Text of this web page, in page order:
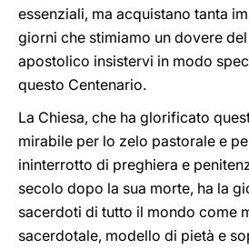
essenziali, ma acquistano tanta
giorni che stimiamo un dovere
apostolico insistervi in modo
questo Centenario.
La Chiesa, che ha glorificato
mirabile per lo zelo pastorale e
ininterrotto di preghiera e
secolo dopo la sua morte, ha la
sacerdoti di tutto il mondo come
sacerdotale, modello di pietà e